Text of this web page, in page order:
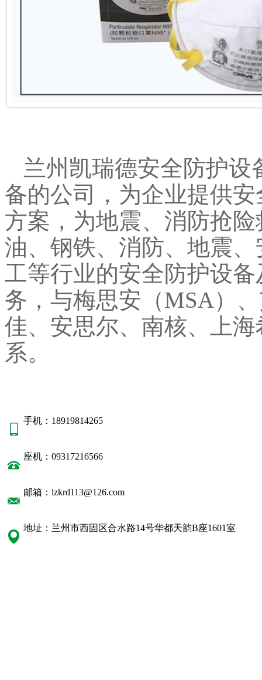
兰州凯瑞德安全防护
备的公司，为企业提供
方案，为地震、消防抢
油、钢铁、消防、地震
工等行业的安全防护设
务，与梅思安（MSA）
佳、安思尔、南核、上
系。
手机：18919814265
座机：09317216566
邮箱：lzkrd113@126.com
地址：兰州市西固区合水路14号华都天韵B座1601室